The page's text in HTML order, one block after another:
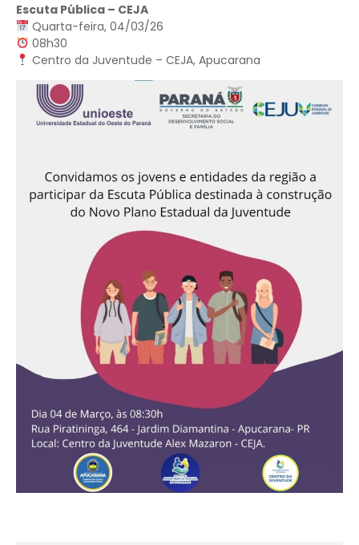
Escuta Pública – CEJA
Quarta-feira, 04/03/26
08h30
Centro da Juventude – CEJA, Apucarana